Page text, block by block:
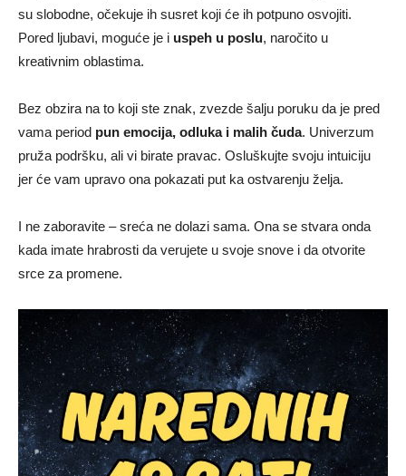
su slobodne, očekuje ih susret koji će ih potpuno osvojiti.
Pored ljubavi, moguće je i uspeh u poslu, naročito u
kreativnim oblastima.
Bez obzira na to koji ste znak, zvezde šalju poruku da je pred
vama period pun emocija, odluka i malih čuda. Univerzum
pruža podršku, ali vi birate pravac. Osluškujte svoju intuiciju
jer će vam upravo ona pokazati put ka ostvarenju želja.
I ne zaboravite – sreća ne dolazi sama. Ona se stvara onda
kada imate hrabrosti da verujete u svoje snove i da otvorite
srce za promene.